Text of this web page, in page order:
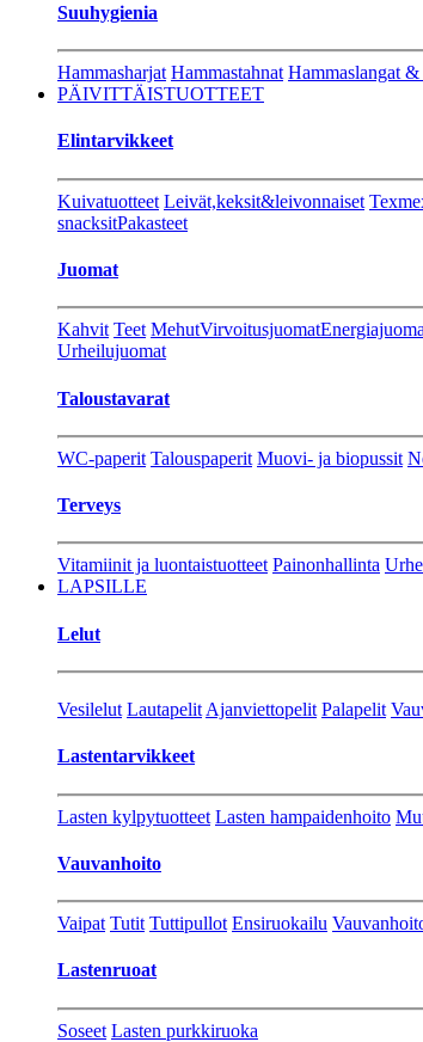
Suuhygienia
Hammasharjat Hammastahnat Hammaslangat
PÄIVITTÄISTUOTTEET
Elintarvikkeet
Kuivatuotteet Leivät,keksit&leivonnaiset
snacksitPakasteet
Juomat
Kahvit Teet MehutVirvoitusjuomat
Urheilujuomat
Taloustavarat
WC-paperit Talouspaperit Muovi- ja biopussit
Terveys
Vitamiinit ja luontaistuotteet Painonhallinta
LAPSILLE
Lelut
Vesilelut Lautapelit Ajanviettopelit Palapelit
Lastentarvikkeet
Lasten kylpytuotteet Lasten hampaidenhoito
Vauvanhoito
Vaipat Tutit Tuttipullot Ensiruokailu
Lastenruoat
Soseet Lasten purkkiruoka